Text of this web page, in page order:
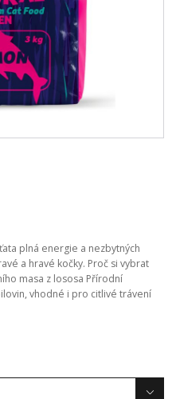
plná energie a nezbytných
a hravé kočky. Proč si vybrat
masa z lososa Přírodní
vhodné i pro citlivé trávení